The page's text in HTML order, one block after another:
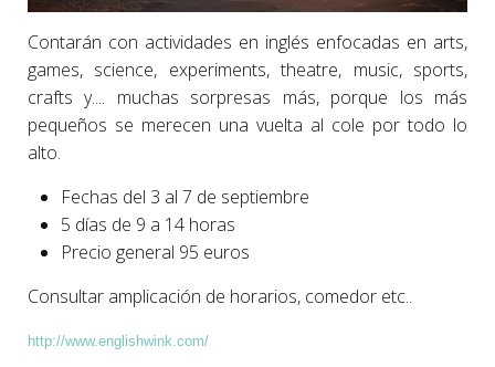
Contarán con actividades en inglés enfocadas en arts,
games, science, experiments, theatre, music, sports,
crafts y.... muchas sorpresas más, porque los más
pequeños se merecen una vuelta al cole por todo lo
alto.
Fechas del 3 al 7 de septiembre
5 días de 9 a 14 horas
Precio general 95 euros
Consultar amplicación de horarios, comedor etc..
http://www.englishwink.com/